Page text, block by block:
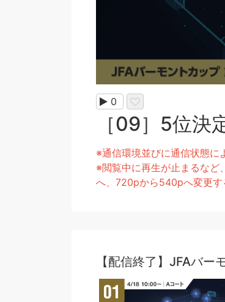
0
［09］5位決
※通信環境並びに通信状態に
※閲覧中に再生が止まるなど
へ、720pから540pへ変更す
【配信終了】JFAバ